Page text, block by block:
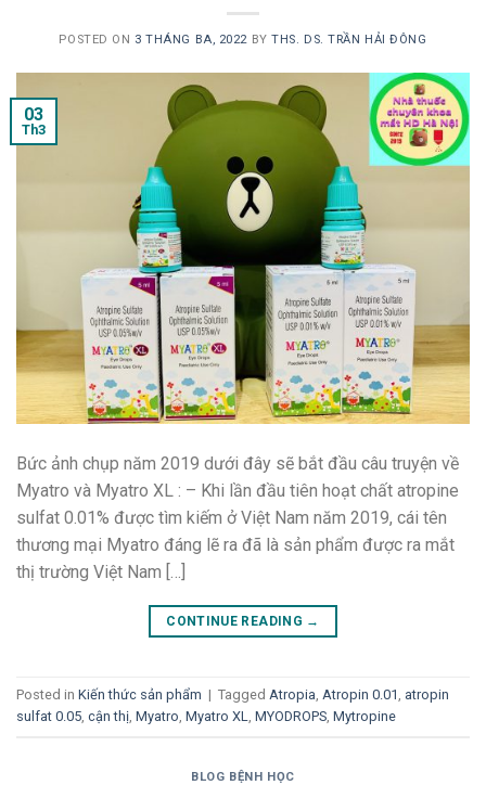
POSTED ON 3 THÁNG BA, 2022 BYTHS. DS. TRẦN HẢI ĐÔNG
03
Th3
Bức ảnh chụp năm 2019 dưới đây sẽ bắt đầu câu truyện về
Myatro và Myatro XL : – Khi lần đầu tiên hoạt chất atropine
sulfat 0.01% được tìm kiếm ở Việt Nam năm 2019, cái tên
thương mại Myatro đáng lẽ ra đã là sản phẩm được ra mắt
thị trường Việt Nam […]
CONTINUE READING →
Posted in Kiến thức sản phẩm | Tagged Atropia, Atropin 0.01, atropin
sulfat 0.05, cận thị, Myatro, Myatro XL, MYODROPS, Mytropine
BLOG BỆNH HỌC